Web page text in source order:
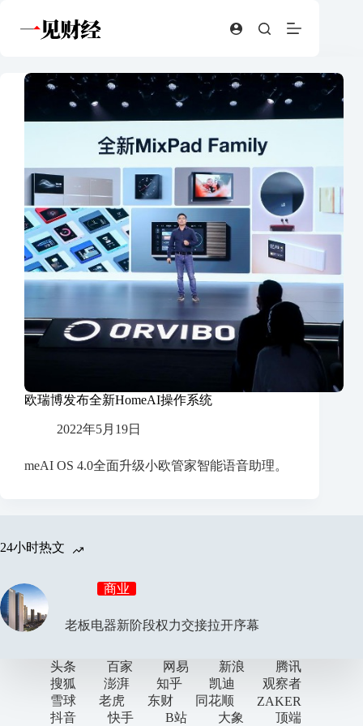
欧瑞博发布全新HomeAI操作系统
2022年5月19日
meAI OS 4.0全面升级小欧管家智能语音助理。
24小时热文
商业
老板电器新阶段权力交接拉开序幕
头条 百家 网易 新浪
腾讯
搜狐
澎湃 知乎 凯迪
观察者
雪球
老虎 东财 同花顺
ZAKER
抖音
快手 B站 大象 顶端